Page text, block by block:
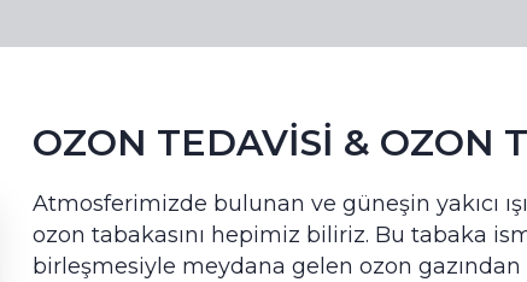
OZON TEDAVISI & OZON
Atmosferimizde bulunan ve güneşin yakıcı
ozon tabakasını hepimiz biliriz. Bu tabaka
birleşmesiyle meydana gelen ozon gazından